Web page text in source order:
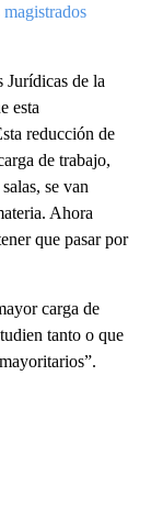
de la
esta
reducción de
de trabajo,
se van
Ahora
que pasar por
carga de
tanto o que